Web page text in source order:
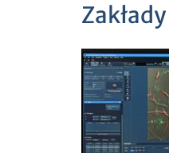
Zakłady